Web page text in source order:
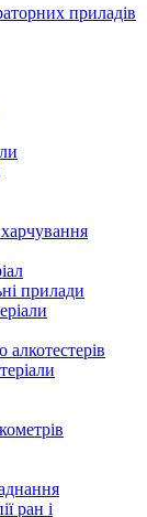
приладів
прилади
алкотестерів
ран і